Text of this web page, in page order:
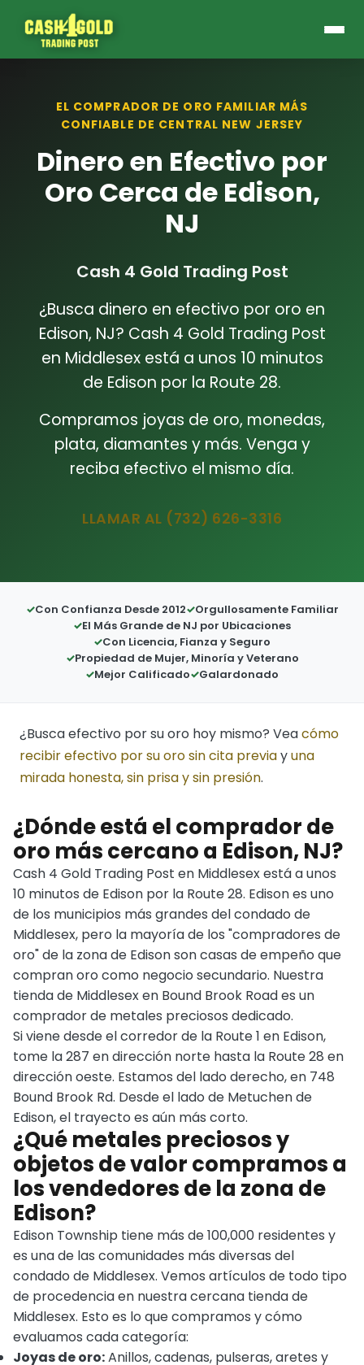
EL COMPRADOR DE ORO FAMILIAR MÁS
CONFIABLE DE CENTRAL NEW JERSEY
Dinero en Efectivo por
Oro Cerca de Edison,
NJ
Cash 4 Gold Trading Post
¿Busca dinero en efectivo por oro en
Edison, NJ? Cash 4 Gold Trading Post
en Middlesex está a unos 10 minutos
de Edison por la Route 28.
Compramos joyas de oro, monedas,
plata, diamantes y más. Venga y
reciba efectivo el mismo día.
LLAMAR AL (732) 626-3316
Con Confianza Desde 2012
Orgullosamente Familiar
El Más Grande de NJ por Ubicaciones
Con Licencia, Fianza y Seguro
Propiedad de Mujer, Minoría y Veterano
Mejor Calificado
Galardonado
¿Busca efectivo por su oro hoy mismo? Veacómo
recibir efectivo por su oro sin cita previayuna
mirada honesta, sin prisa y sin presión.
¿Dónde está el comprador de
oro más cercano a Edison, NJ?
Cash 4 Gold Trading Post en Middlesex está a unos
10 minutos de Edison por la Route 28. Edison es uno
de los municipios más grandes del condado de
Middlesex, pero la mayoría de los "compradores de
oro" de la zona de Edison son casas de empeño que
compran oro como negocio secundario. Nuestra
tienda de Middlesex en Bound Brook Road es un
comprador de metales preciosos dedicado.
Si viene desde el corredor de la Route 1 en Edison,
tome la 287 en dirección norte hasta la Route 28 en
dirección oeste. Estamos del lado derecho, en 748
Bound Brook Rd. Desde el lado de Metuchen de
Edison, el trayecto es aún más corto.
¿Qué metales preciosos y
objetos de valor compramos a
los vendedores de la zona de
Edison?
Edison Township tiene más de 100,000 residentes y
es una de las comunidades más diversas del
condado de Middlesex. Vemos artículos de todo tipo
de procedencia en nuestra cercana tienda de
Middlesex. Esto es lo que compramos y cómo
evaluamos cada categoría:
Joyas de oro:Anillos, cadenas, pulseras, aretes y